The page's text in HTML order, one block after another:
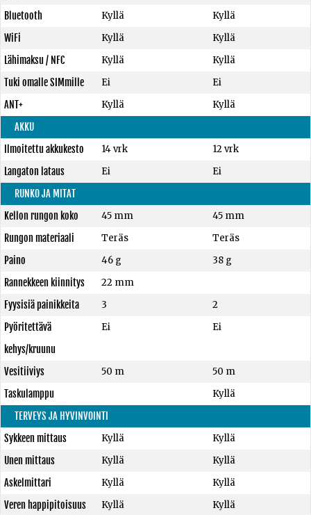
Bluetooth Kyllä
Kyllä
WiFi
Kyllä
Kyllä
Lähimaksu / NFC
Kyllä
Kyllä
Tuki omalle SIMmille
Ei
Ei
ANT+
Kyllä
Kyllä
AKKU
Ilmoitettu akkukesto
14 vrk
12 vrk
Langaton lataus
Ei
Ei
RUNKO JA MITAT
Kellon rungon koko
45 mm
45 mm
Rungon materiaali
Teräs
Teräs
Paino
46 g
38 g
Rannekkeen kiinnitys
22 mm
Fyysisiä painikkeita
3
2
Pyöritettävä
kehys/kruunu
Ei Ei
Vesitiiviys 50 m
50 m
Taskulamppu
Kyllä
TERVEYS JA HYVINVOINTI
Sykkeen mittaus
Kyllä
Kyllä
Unen mittaus
Kyllä
Kyllä
Askelmittari
Kyllä
Kyllä
Veren happipitoisuus
Kyllä
Kyllä